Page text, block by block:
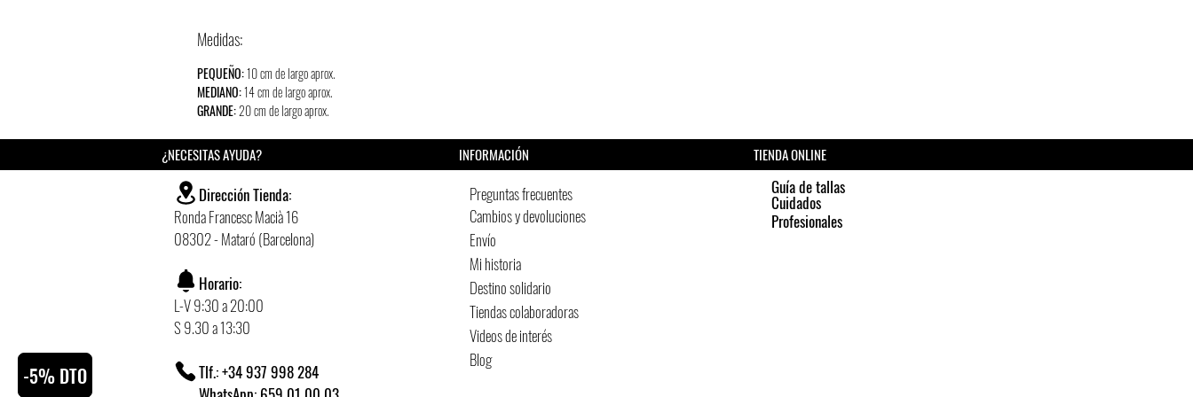
Medidas:
PEQUEÑO:10 cm de largo aprox.
MEDIANO:14 cm de largo aprox.
GRANDE:20 cm de largo aprox.
-5% DTO
¿NECESITAS AYUDA? INFORMACIÓN TIENDA ONLINE
Dirección Tienda:
Ronda Francesc Macià 16
08302 - Mataró (Barcelona)
Horario:
L-V 9:30 a 20:00
S 9.30 a 13:30
Tlf.: +34 937 998 284
Preguntas frecuentes
Cambios y devoluciones
Envío
Mi historia
Destino solidario
Tiendas colaboradoras
Videos de interés
Blog
Guía de tallas
Cuidados
Profesionales